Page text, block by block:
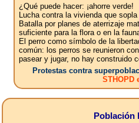
¿Qué puede hacer: ¡ahorre verde!
Lucha contra la vivienda que
Batalla por planes de aterrizaje
suficiente para la flora o en la
El perro como símbolo de la
común: los perros se reunieron
pasear y jugar, no hay construido
Protestas contra
STHOPD
Población